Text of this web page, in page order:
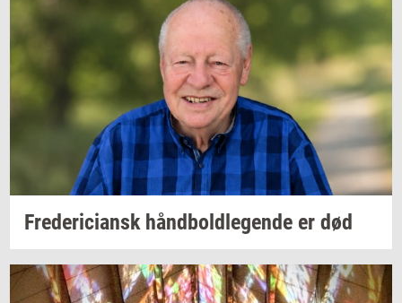
Fre­de­ri­ci­ansk hånd­bold­le­gen­de er død